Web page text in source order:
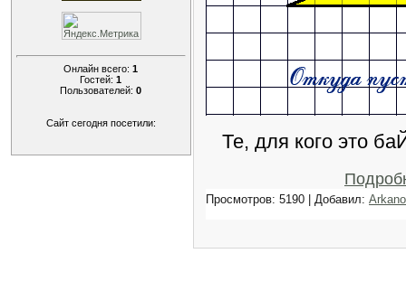
Онлайн всего:1
Гостей:1
Пользователей:0
Сайт сегодня посетили:
Те, для кого это
Просмотров: 5190 | Добавил: Arkano